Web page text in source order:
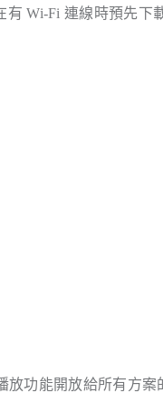
有 Wi-Fi 連線時預先下
放功能開放給所有方案